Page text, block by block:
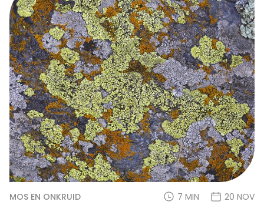
MOS EN ONKRUID 7 MIN 20 NOV